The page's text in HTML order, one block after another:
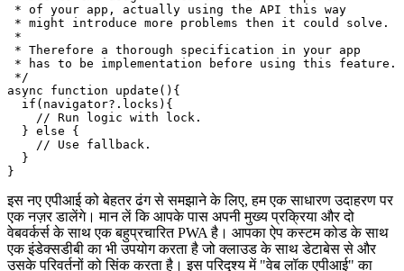
इस नए एपीआई की प्रयोगात्मक स्थिति के कारण, आपको इसे अपने कोड में एक
वैकल्पिक सुविधा के रूप में मान्य फ़ॉलबैक उपलब्ध के साथ मानना होगा।
/**
* Due to the usage of web locks in core parts
* of your app, actually using the API this way
* might introduce more problems then it could solve.
*
* Therefore a thorough specification in your app
* has to be implementation before using this feature.
*/
async function update(){
  if(navigator?.locks){
    // Run logic with lock.
  } else {
    // Use fallback.
  }